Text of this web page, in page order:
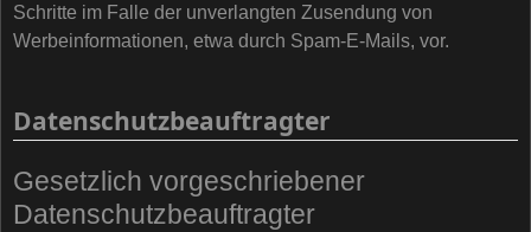
Schritte im Falle der unverlangten Zusendung von
Werbeinformationen, etwa durch Spam-E-Mails, vor.
Datenschutzbeauftragter
Gesetzlich vorgeschriebener
Datenschutzbeauftragter